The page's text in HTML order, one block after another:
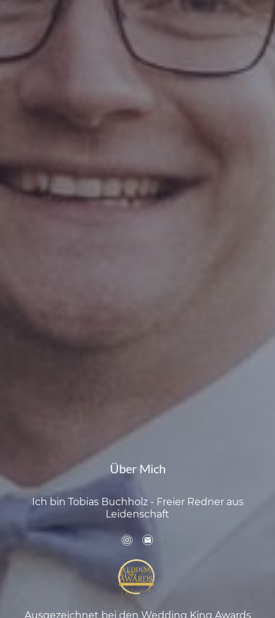
Über Mich
Ich bin Tobias Buchholz - Freier Redner aus
Leidenschaft
Ausgezeichnet bei den Wedding King Awards